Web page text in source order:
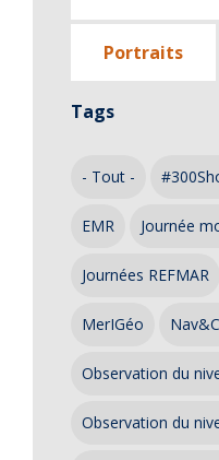
Portraits
Tags
- Tout -
EMR Journée
Journées REFMAR
MerIGéo
Observation du
Observation du